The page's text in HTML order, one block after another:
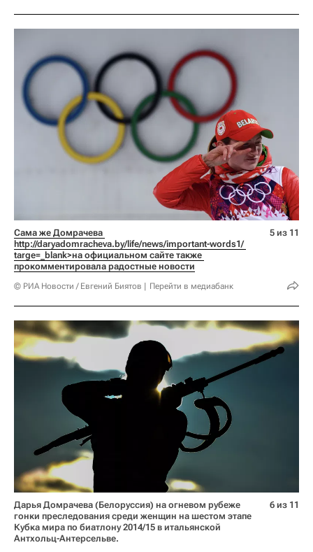
http://daryadomracheva.by/life/news/important-words1/
targe=_blank>на официальном сайте также
прокомментировала радостные новости
© РИА Новости / Евгений Биятов Перейти в медиабанк
5 из 11
Дарья Домрачева (Белоруссия) на огневом рубеже
гонки преследования среди женщин на шестом этапе
Кубка мира по биатлону 2014/15 в итальянской
Антхольц-Антерсельве.
6 из 11